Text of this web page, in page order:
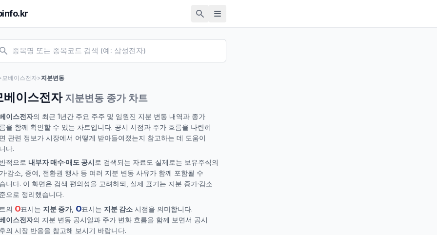
모베이스전자>지분변동
베이스전자 지분변동 종가 차트
이스전자의 최근 1년간 주요 주주 및 임원진 지분 변동 내역과 종가
을 함께 확인할 수 있는 차트입니다. 공시 시점과 주가 흐름을 나란히
관련 정보가 시장에서 어떻게 받아들여졌는지 참고하는 데 도움이
다.
적으로 내부자 매수·매도 공시로 검색되는 자료도 실제로는 보유주식의
·감소, 증여, 전환권 행사 등 여러 지분 변동 사유가 함께 포함될 수
니다. 이 화면은 검색 편의성을 고려하되, 실제 표기는 지분 증가·감소
으로 정리했습니다.
의 O표시는 지분 증가, O표시는 지분 감소 시점을 의미합니다.
이스전자의 지분 변동 공시일과 주가 변화 흐름을 함께 보면서 공시
의 시장 반응을 참고해 보시기 바랍니다.